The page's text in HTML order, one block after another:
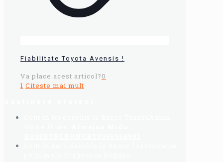
Fiabilitate Toyota Avensis !
Va place acest articol?0
1 Citeste mai mult